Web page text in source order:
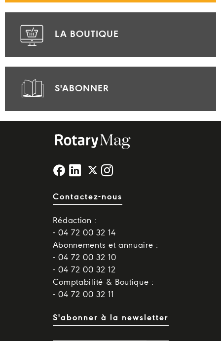
LA BOUTIQUE
S'ABONNER
Contactez-nous
Rédaction :
- 04 72 00 32 14
Abonnements et annuaire :
- 04 72 00 32 10
- 04 72 00 32 12
Comptabilité & Boutique :
- 04 72 00 32 11
S'abonner à la newsletter